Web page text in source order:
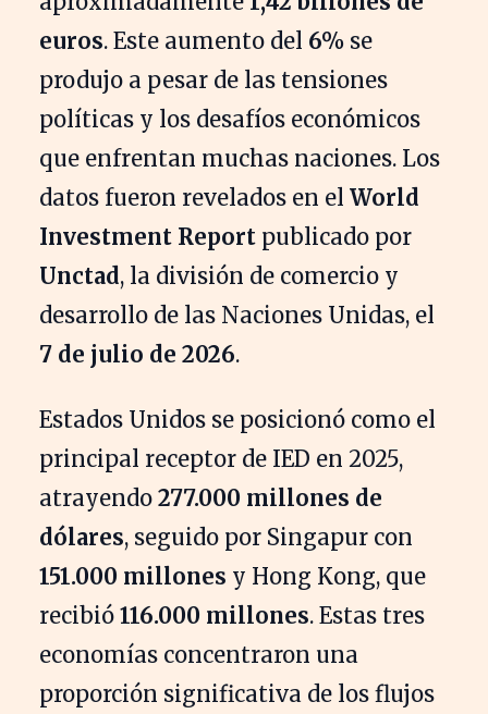
euros. Este aumento del 6% se
produjo a pesar de las tensiones
políticas y los desafíos económicos
que enfrentan muchas naciones. Los
datos fueron revelados en el World
Investment Report publicado por
Unctad, la división de comercio y
desarrollo de las Naciones Unidas, el
7 de julio de 2026.
Estados Unidos se posicionó como el
principal receptor de IED en 2025,
atrayendo 277.000 millones de
dólares, seguido por Singapur con
151.000 millones y Hong Kong, que
recibió 116.000 millones. Estas tres
economías concentraron una
proporción significativa de los flujos